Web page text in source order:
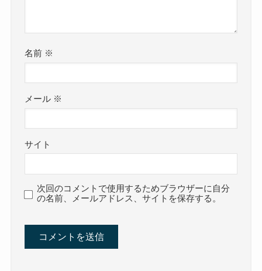
名前 ※
メール ※
サイト
次回のコメントで使用するためブラウザーに自分
の名前、メールアドレス、サイトを保存する。